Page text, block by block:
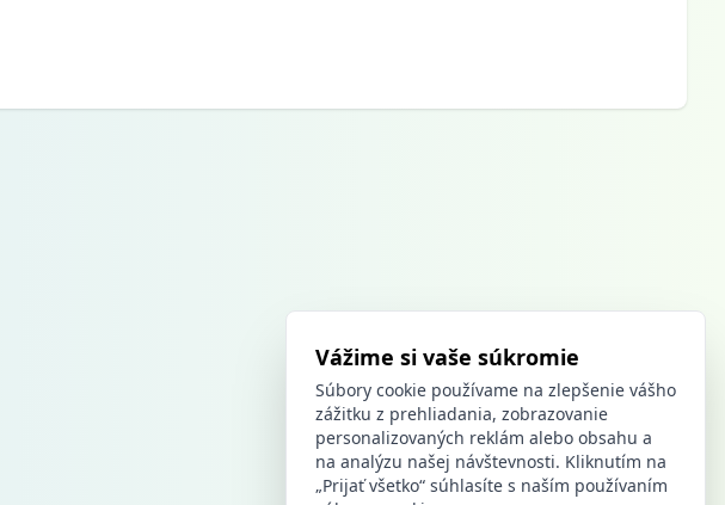
Vážime si vaše súkromie
Súbory cookie používame na zlepšenie vášho
zážitku z prehliadania, zobrazovanie
personalizovaných reklám alebo obsahu a
na analýzu našej návštevnosti. Kliknutím na
„Prijať všetko“ súhlasíte s naším používaním